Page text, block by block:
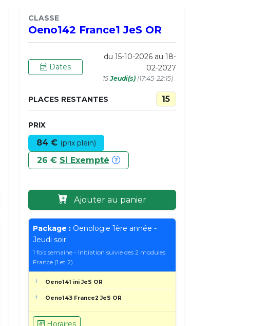
CLASSE
Oeno142 France1 JeS OR
Dates
du 15-10-2026 au 18-
02-2027
15Jeudi(s)(17:45-22:15)_
PLACES RESTANTES 15
PRIX
84 € (prix plein)
26 € Si Exempté
Ajouter au panier
Package :Oenologie 1ère année -
Jeudi soir
1 fois semaine - Initiation suivie des 2 modules
France (1 et 2)
Oeno141 ini JeS OR
Oeno143 France2 JeS OR
Horaires